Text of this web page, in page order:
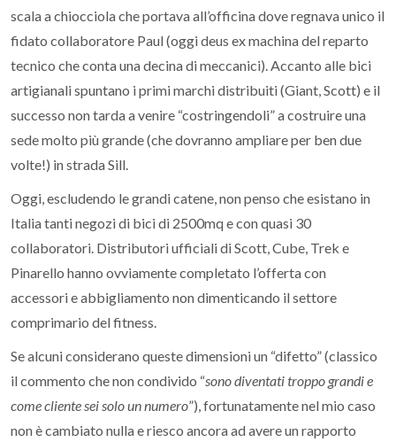
scala a chiocciola che portava all’officina dove regnava unico il
fidato collaboratore Paul (oggi deus ex machina del reparto
tecnico che conta una decina di meccanici). Accanto alle bici
artigianali spuntano i primi marchi distribuiti (Giant, Scott) e il
successo non tarda a venire “costringendoli” a costruire una
sede molto più grande (che dovranno ampliare per ben due
volte!) in strada Sill.
Oggi, escludendo le grandi catene, non penso che esistano in
Italia tanti negozi di bici di 2500mq e con quasi 30
collaboratori. Distributori ufficiali di Scott, Cube, Trek e
Pinarello hanno ovviamente completato l’offerta con
accessori e abbigliamento non dimenticando il settore
comprimario del fitness.
Se alcuni considerano queste dimensioni un “difetto” (classico
il commento che non condivido “sono diventati troppo grandi e
come cliente sei solo un numero”), fortunatamente nel mio caso
non è cambiato nulla e riesco ancora ad avere un rapporto